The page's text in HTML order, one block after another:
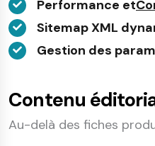
Performance et
Sitemap XML
Gestion des
Contenu
Au-delà des fiches